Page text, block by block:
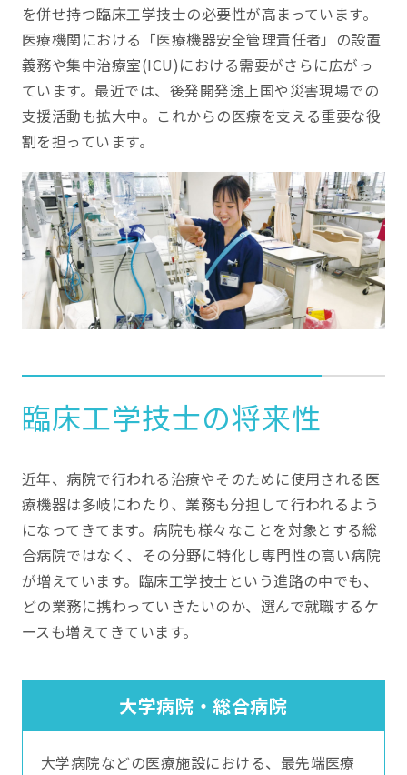
を併せ持つ臨床工学技士の必要性が高まっています。
医療機関における「医療機器安全管理責任者」の設置
義務や集中治療室(ICU)における需要がさらに広がっ
ています。最近では、後発開発途上国や災害現場での
支援活動も拡大中。これからの医療を支える重要な役
割を担っています。
臨床工学技士の将来性
近年、病院で行われる治療やそのために使用される医
療機器は多岐にわたり、業務も分担して行われるよう
になってきてます。病院も様々なことを対象とする総
合病院ではなく、その分野に特化し専門性の高い病院
が増えています。臨床工学技士という進路の中でも、
どの業務に携わっていきたいのか、選んで就職するケ
ースも増えてきています。
大学病院・総合病院
大学病院などの医療施設における、最先端医療